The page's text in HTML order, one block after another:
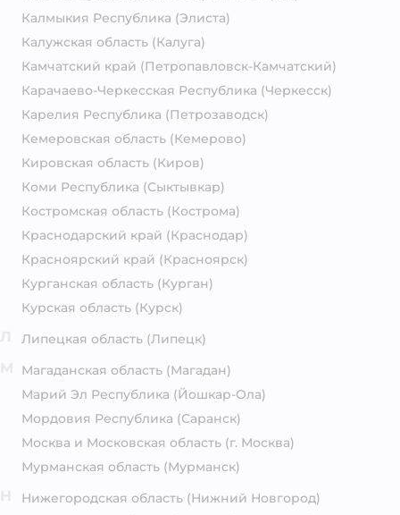
Калмыкия Республика (Элиста)
Калужская область (Калуга)
Камчатский край (Петропавловск-Камчатский)
Карачаево-Черкесская Республика (Черкесск)
Карелия Республика (Петрозаводск)
Кемеровская область (Кемерово)
Кировская область (Киров)
Коми Республика (Сыктывкар)
Костромская область (Кострома)
Краснодарский край (Краснодар)
Красноярский край (Красноярск)
Курганская область (Курган)
Курская область (Курск)
Липецкая область (Липецк)
Магаданская область (Магадан)
Марий Эл Республика (Йошкар-Ола)
Мордовия Республика (Саранск)
Москва и Московская область (г. Москва)
Мурманская область (Мурманск)
Нижегородская область (Нижний Новгород)